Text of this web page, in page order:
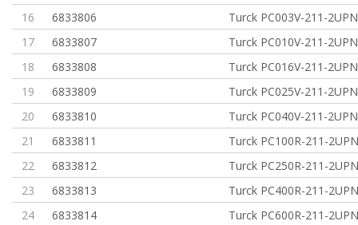
16
6833806
Turck PC003V-211-
17
6833807
Turck PC010V-211-
18
6833808
Turck PC016V-211-
19
6833809
Turck PC025V-211-
20
6833810
Turck PC040V-211-
21
6833811
Turck PC100R-211-
22
6833812
Turck PC250R-211-
23
6833813
Turck PC400R-211-
24
6833814
Turck PC600R-211-